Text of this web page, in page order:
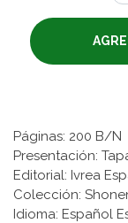
Páginas: 200 B/N
Presentación:
Editorial: Ivrea
Colección:
Idioma: Español